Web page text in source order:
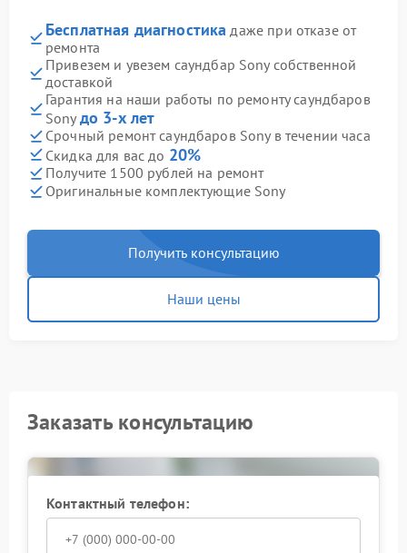
Бесплатная диагностика даже при отказе от
ремонта
Привезем и увезем саундбар Sony собственной
доставкой
Гарантия на наши работы по ремонту саундбаров
Sony до 3-х лет
Срочный ремонт саундбаров Sony в течении часа
Скидка для вас до 20%
Получите 1500 рублей на ремонт
Оригинальные комплектующие Sony
Получить консультацию
Наши цены
Заказать консультацию
Контактный телефон: